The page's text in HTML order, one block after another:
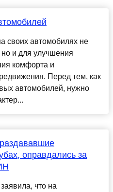
своих автомобилях не
но и для улучшения
комфорта и
Перед тем, как
автомобилей, нужно
оправдались за
что на